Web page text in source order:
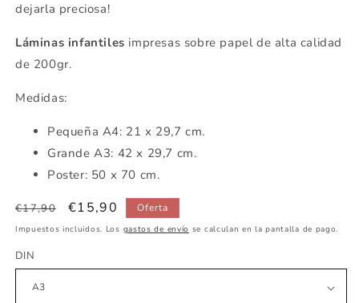
dejarla preciosa!
Láminas infantiles impresas sobre papel de alta calidad
de 200gr.
Medidas:
Pequeña A4: 21 x 29,7 cm.
Grande A3: 42 x 29,7 cm.
Poster: 50 x 70 cm.
Precio
habitual
€17,90
Precio
de
€15,90 Oferta
Impuestos incluidos. Los gastos de envío se calculan en la pantalla de pago.
DIN